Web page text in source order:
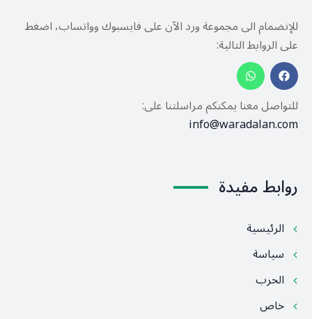
للإنضمام الى مجموعة ورد الآن على فايسبوك وواتساب، اضغط
على الروابط التالية:
للتواصل معنا يمكنكم مراسلتنا على:
info@waradalan.com
روابط مفيدة
الرئيسية
سياسة
الحرب
خاص